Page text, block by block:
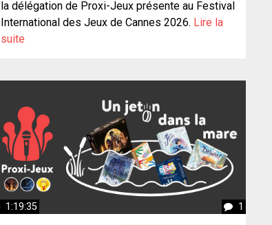
la délégation de Proxi-Jeux présente au Festival
International des Jeux de Cannes 2026. Lire la
suite
1:19:35 1